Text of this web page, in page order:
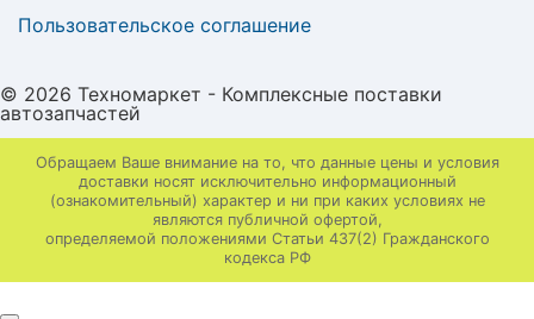
Пользовательское соглашение
© 2026 Техномаркет - Комплексные поставки
автозапчастей
Обращаем Ваше внимание на то, что данные цены и условия
доставки носят исключительно информационный
(ознакомительный) характер и ни при каких условиях не
являются публичной офертой,
определяемой положениями Статьи 437(2) Гражданского
кодекса РФ